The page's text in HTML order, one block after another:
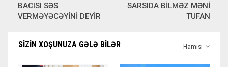
BACISI SƏS
VERMƏYƏCƏYİNİ DEYİR
SARSIDA BİLMƏZ MƏNİ
TUFAN
Hamısı
SIZIN XOŞUNUZA GƏLƏ BILƏR